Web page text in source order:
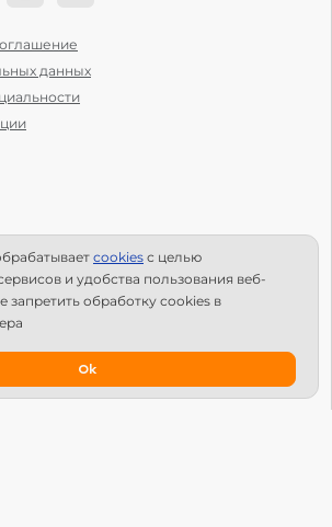
данных
лидером?
сookies с целью
и удобства пользования веб-
запретить обработку сookies в
Ok